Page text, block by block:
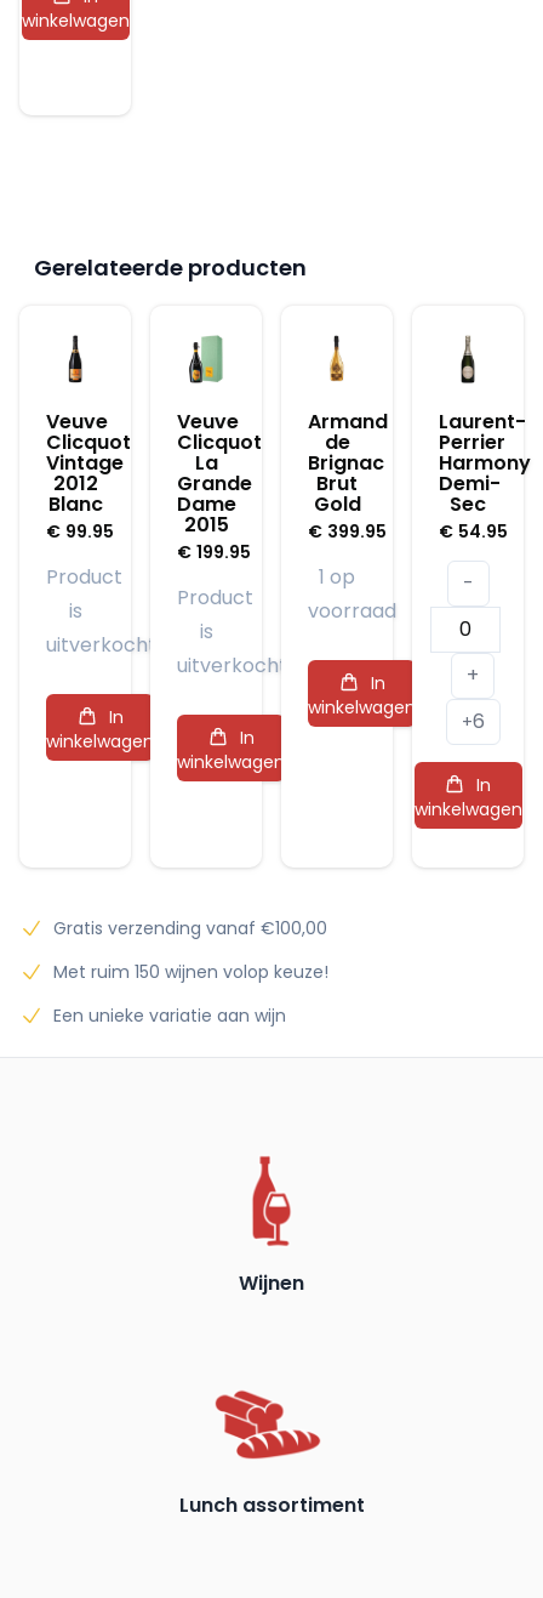
aantal
winkelwagen
Gerelateerde producten
Veuve
Clicquot
Vintage
2012
Blanc
€ 99.95
Product
is
uitverkocht
In
winkelwagen
Veuve
Clicquot
La
Grande
Dame
2015
€ 199.95
Product
is
uitverkocht
In
winkelwagen
Armand
de
Brignac
Brut
Gold
€ 399.95
1 op
voorraad
In
winkelwagen
Laurent-
Perrier
Harmony
Demi-
Sec
€ 54.95
-
Laurent-
Perrier
Harmony
Demi-
Sec
aantal
+
+6
In
winkelwagen
Gratis verzending vanaf €100,00
Met ruim 150 wijnen volop keuze!
Een unieke variatie aan wijn
Wijnen
Lunch assortiment